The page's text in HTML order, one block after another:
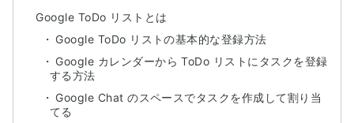
Google ToDo リストとは
Google ToDo リストの基本的な登録方法
Google カレンダーから ToDo リストにタスクを登録
する方法
Google Chat のスペースでタスクを作成して割り当
てる